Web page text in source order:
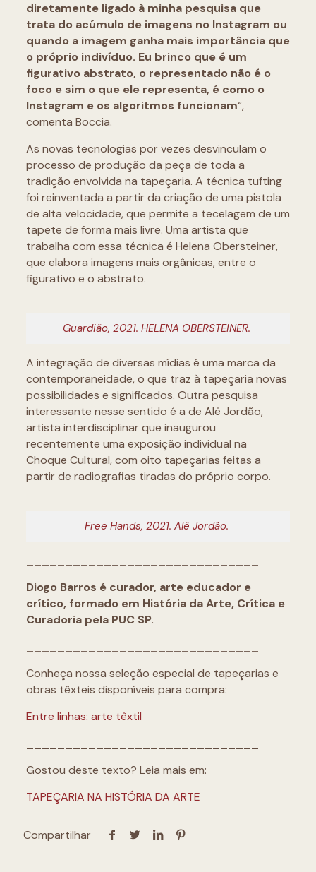
diretamente ligado à minha pesquisa que
trata do acúmulo de imagens no Instagram ou
quando a imagem ganha mais importância que
o próprio indivíduo. Eu brinco que é um
figurativo abstrato, o representado não é o
foco e sim o que ele representa, é como o
Instagram e os algoritmos funcionam“,
comenta Boccia.
As novas tecnologias por vezes desvinculam o
processo de produção da peça de toda a
tradição envolvida na tapeçaria. A técnica tufting
foi reinventada a partir da criação de uma pistola
de alta velocidade, que permite a tecelagem de um
tapete de forma mais livre. Uma artista que
trabalha com essa técnica é Helena Obersteiner,
que elabora imagens mais orgânicas, entre o
figurativo e o abstrato.
Guardião, 2021. HELENA OBERSTEINER.
A integração de diversas mídias é uma marca da
contemporaneidade, o que traz à tapeçaria novas
possibilidades e significados. Outra pesquisa
interessante nesse sentido é a de Alê Jordão,
artista interdisciplinar que inaugurou
recentemente uma exposição individual na
Choque Cultural, com oito tapeçarias feitas a
partir de radiografias tiradas do próprio corpo.
Free Hands, 2021. Alê Jordão.
Diogo Barros é curador, arte educador e
crítico, formado em História da Arte, Crítica e
Curadoria pela PUC SP.
Conheça nossa seleção especial de tapeçarias e
obras têxteis disponíveis para compra:
Entre linhas: arte têxtil
Gostou deste texto? Leia mais em:
TAPEÇARIA NA HISTÓRIA DA ARTE
Compartilhar